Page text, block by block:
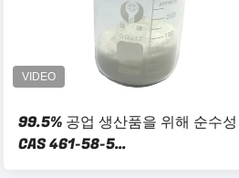
99.5% 공업 생산품을 위해 순수성
CAS 461-58-5
Dicyandiamide/Dcda